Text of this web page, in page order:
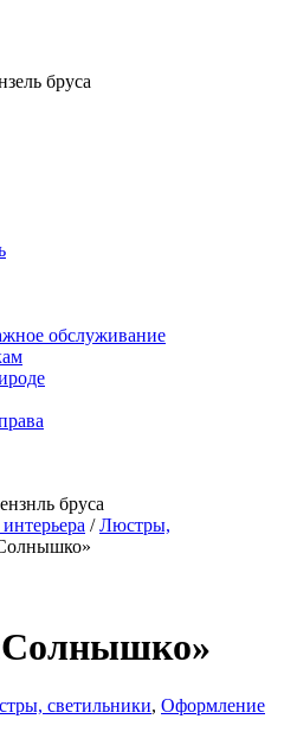
обслуживание
/Люстры,
светильники, Оформление